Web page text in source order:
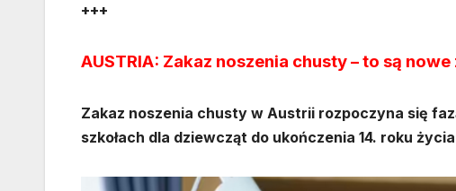
+++
AUSTRIA: Zakaz noszenia chusty – to są
Zakaz noszenia chusty w Austrii rozpoczyna się
szkołach dla dziewcząt do ukończenia 14. roku